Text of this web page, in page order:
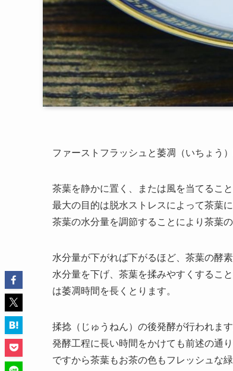
ファーストフラッシュと萎凋（いちょう
茶葉を静かに置く、または風を当てるこ
最大の目的は脱水ストレスによって茶葉
茶葉の水分量を調節することにより茶葉
水分量が下がれば下がるほど、茶葉の酵
水分量を下げ、茶葉を揉みやすくするこ
は萎凋時間を長くとります。
揉捻（じゅうねん）の後発酵が行われま
発酵工程に長い時間をかけても前述の通
ですから茶葉もお茶の色もフレッシュな